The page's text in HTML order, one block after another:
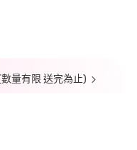
量有限 送完為止)